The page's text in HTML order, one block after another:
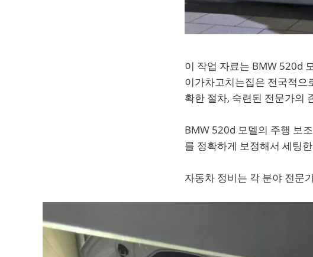
이 작업 자료는 BMW 520d
이가차고치는집은 전국적으
확한 절차, 숙련된 전문가의
BMW 520d 모델의 주행 보
를 정확하게 보정해서 세팅
자동차 정비는 각 분야 전문